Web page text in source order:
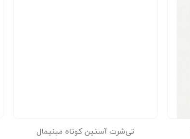
تی‌شرت آستین کوتاه مینیمال